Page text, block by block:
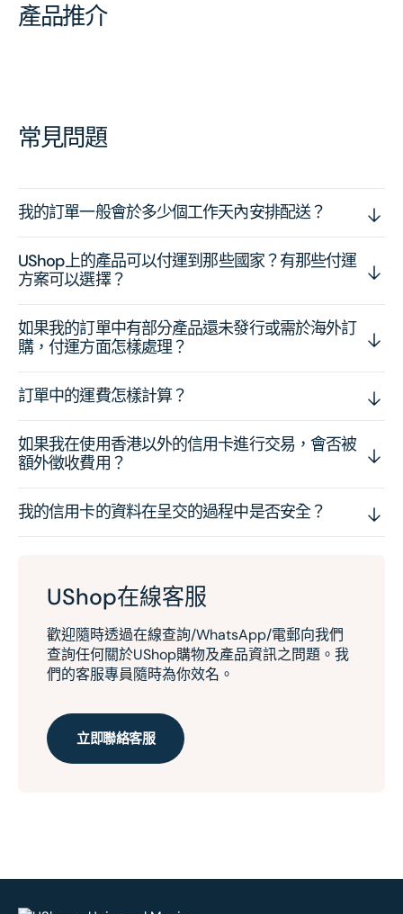
產品推介
常見問題
我的訂單一般會於多少個工作天內安排配送？
UShop上的產品可以付運到那些國家？有那些付運
方案可以選擇？
如果我的訂單中有部分產品還未發行或需於海外訂
購，付運方面怎樣處理？
訂單中的運費怎樣計算？
如果我在使用香港以外的信用卡進行交易，會否被
額外徵收費用？
我的信用卡的資料在呈交的過程中是否安全？
UShop在線客服
歡迎隨時透過在線查詢/WhatsApp/電郵向我們
查詢任何關於UShop購物及產品資訊之問題。我
們的客服專員隨時為你效名。
立即聯絡客服